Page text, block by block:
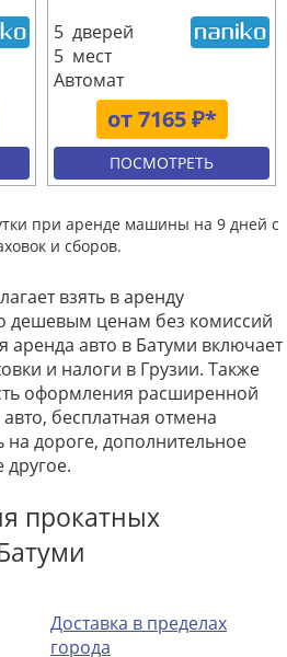
от 7165 ₽*
5 дверей
5 мест
Автомат
ПОСМОТРЕТЬ
при аренде машины на 9 дней с
и сборов.
взять в аренду
дешевым ценам без комиссий
аренда авто в Батуми включает
и налоги в Грузии. Также
оформления расширенной
бесплатная отмена
дороге, дополнительное
прокатных
Доставка в пределах
города